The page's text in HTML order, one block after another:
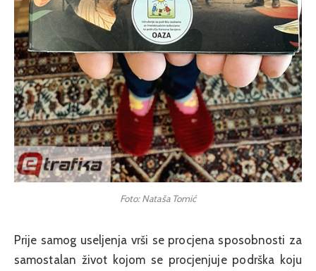
Foto: Nataša Tomić
Prije samog useljenja vrši se procjena sposobnosti za
samostalan život kojom se procjenjuje podrška koju